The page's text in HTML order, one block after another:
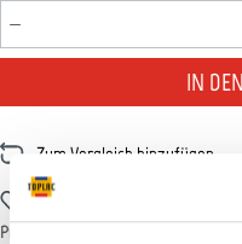
Produkt Anzahl: Gib den
IN
Zum Vergleich hinzufügen
Zum Merkzettel hinzufügen
Produktnummer: